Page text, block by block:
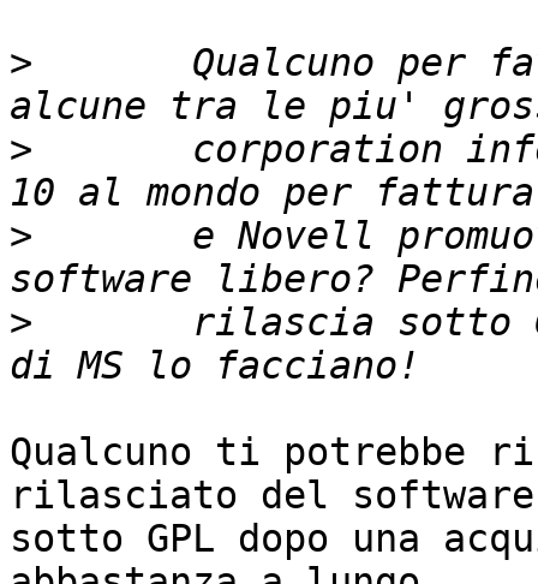
>
>
>
>
Qualcuno ti potrebbe
rilasciato del software
sotto GPL dopo una